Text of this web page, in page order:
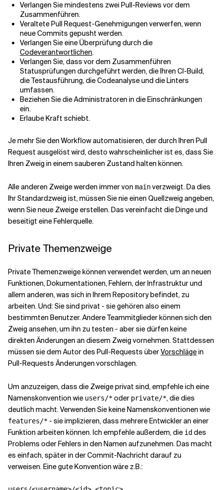
Verlangen Sie mindestens zwei Pull-Reviews vor dem
Zusammenführen.
Veraltete Pull Request-Genehmigungen verwerfen, wenn
neue Commits gepusht werden.
Verlangen Sie eine Überprüfung durch die
Codeverantwortlichen.
Verlangen Sie, dass vor dem Zusammenführen
Statusprüfungen durchgeführt werden, die Ihren CI-Build,
die Testausführung, die Codeanalyse und die Linters
umfassen.
Beziehen Sie die Administratoren in die Einschränkungen
ein.
Erlaube Kraft schiebt.
Je mehr Sie den Workflow automatisieren, der durch Ihren Pull
Request ausgelöst wird, desto wahrscheinlicher ist es, dass Sie
Ihren Zweig in einem sauberen Zustand halten können.
Alle anderen Zweige werden immer von mainverzweigt. Da dies
Ihr Standardzweig ist, müssen Sie nie einen Quellzweig angeben,
wenn Sie neue Zweige erstellen. Das vereinfacht die Dinge und
beseitigt eine Fehlerquelle.
Private Themenzweige
Private Themenzweige können verwendet werden, um an neuen
Funktionen, Dokumentationen, Fehlern, der Infrastruktur und
allem anderen, was sich in Ihrem Repository befindet, zu
arbeiten. Und: Sie sind privat - sie gehören also einem
bestimmten Benutzer. Andere Teammitglieder können sich den
Zweig ansehen, um ihn zu testen - aber sie dürfen keine
direkten Änderungen an diesem Zweig vornehmen. Stattdessen
müssen sie dem Autor des Pull-Requests überVorschlägein
Pull-Requests Änderungen vorschlagen.
Um anzuzeigen, dass die Zweige privat sind, empfehle ich eine
Namenskonvention wie users/*oder private/*, die dies
deutlich macht. Verwenden Sie keine Namenskonventionen wie
features/* - sie implizieren, dass mehrere Entwickler an einer
Funktion arbeiten können. Ich empfehle außerdem, die id des
Problems oder Fehlers in den Namen aufzunehmen. Das macht
es einfach, später in der Commit-Nachricht darauf zu
verweisen. Eine gute Konvention wäre z.B.: